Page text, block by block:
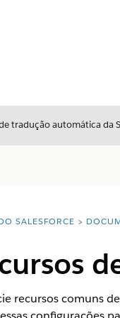
tradução automática da
aqui:
SALESFORCE
recursos comuns